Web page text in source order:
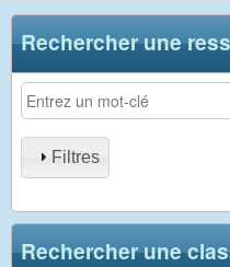
Rechercher une
Filtres
Rechercher une